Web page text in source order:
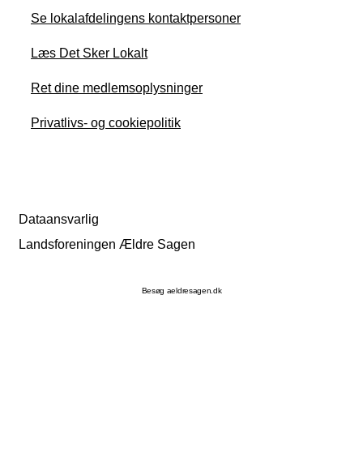
Se lokalafdelingens kontaktpersoner
Læs Det Sker Lokalt
Ret dine medlemsoplysninger
Privatlivs- og cookiepolitik
Dataansvarlig
Landsforeningen Ældre Sagen
Besøg aeldresagen.dk